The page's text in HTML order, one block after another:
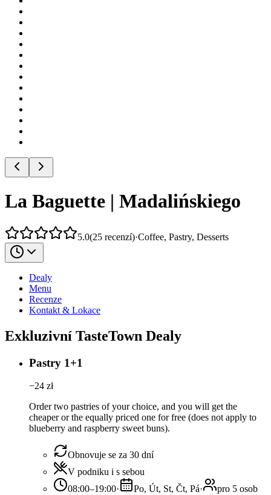
La Baguette | Madalińskiego
5.0(25 recenzí)·Coffee, Pastry, Desserts
Dealy
Menu
Recenze
Kontakt & Lokace
Exkluzivní TasteTown Dealy
Pastry 1+1
−24 zł
Order two pastries of your choice, and you will get the
cheaper or the equally priced one for free (does not apply to
blueberry and raspberry sweet buns).
Obnovuje se za 30 dní
V podniku i s sebou
08:00–19:00· Po, Út, St, Čt, Pá·
pro 5 osob